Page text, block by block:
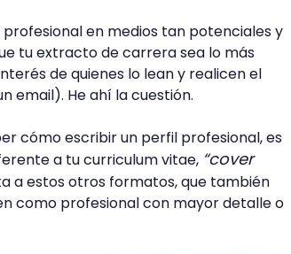
en medios tan potenciales y
tu extracto de carrera sea lo más
de quienes lo lean y realicen el
email). He ahí la cuestión.
cómo escribir un perfil profesional, es
a tu curriculum vitae, “cover
a estos otros formatos, que también
como profesional con mayor detalle o